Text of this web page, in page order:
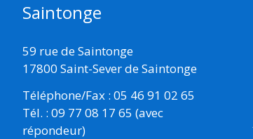
Saintonge
59 rue de Saintonge
17800 Saint-Sever de Saintonge
Téléphone/Fax : 05 46 91 02 65
Tél. : 09 77 08 17 65 (avec
répondeur)